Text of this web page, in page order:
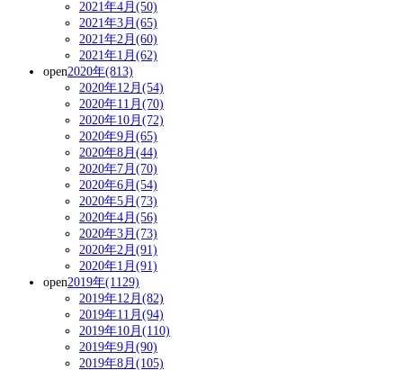
2021年4月(50)
2021年3月(65)
2021年2月(60)
2021年1月(62)
open2020年(813)
2020年12月(54)
2020年11月(70)
2020年10月(72)
2020年9月(65)
2020年8月(44)
2020年7月(70)
2020年6月(54)
2020年5月(73)
2020年4月(56)
2020年3月(73)
2020年2月(91)
2020年1月(91)
open2019年(1129)
2019年12月(82)
2019年11月(94)
2019年10月(110)
2019年9月(90)
2019年8月(105)